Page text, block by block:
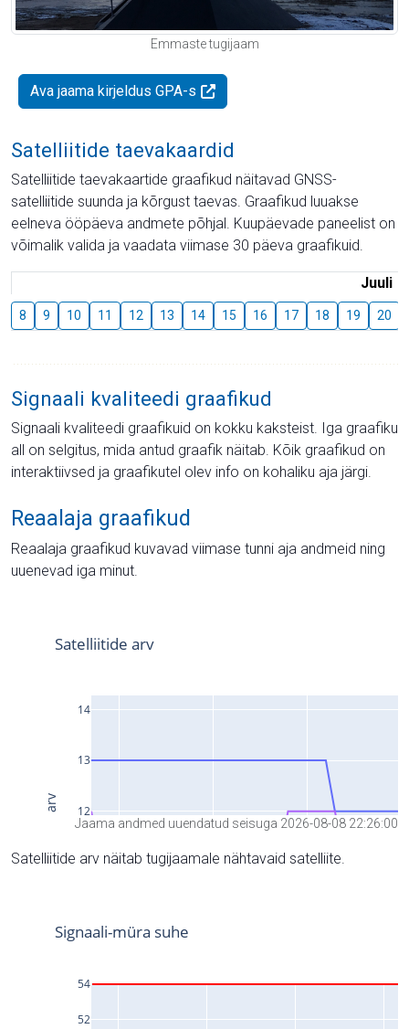
Emmaste tugijaam
Ava jaama kirjeldus GPA-s
Satelliitide taevakaardid
Satelliitide taevakaartide graafikud näitavad GNSS-
satelliitide suunda ja kõrgust taevas. Graafikud luuakse
eelneva ööpäeva andmete põhjal. Kuupäevade paneelist on
võimalik valida ja vaadata viimase 30 päeva graafikuid.
Juuli
8 9 10 11 12 13 14 15 16 17 18 19 20
Signaali kvaliteedi graafikud
Signaali kvaliteedi graafikuid on kokku kaksteist. Iga graafiku
all on selgitus, mida antud graafik näitab. Kõik graafikud on
interaktiivsed ja graafikutel olev info on kohaliku aja järgi.
Reaalaja graafikud
Reaalaja graafikud kuvavad viimase tunni aja andmeid ning
uuenevad iga minut.
Jaama andmed uuendatud seisuga 2026-08-08 22:26:00
Satelliitide arv näitab tugijaamale nähtavaid satelliite.